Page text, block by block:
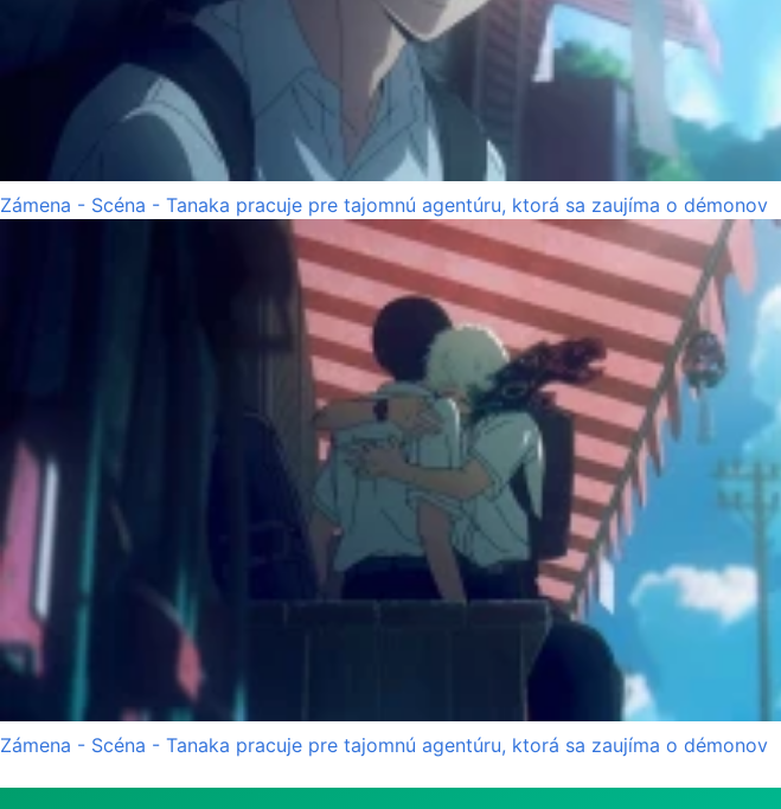
Zámena - Scéna - Tanaka pracuje pre tajomnú agentúru, ktorá sa zaujíma o démonov
Zámena - Scéna - Tanaka pracuje pre tajomnú agentúru, ktorá sa zaujíma o démonov